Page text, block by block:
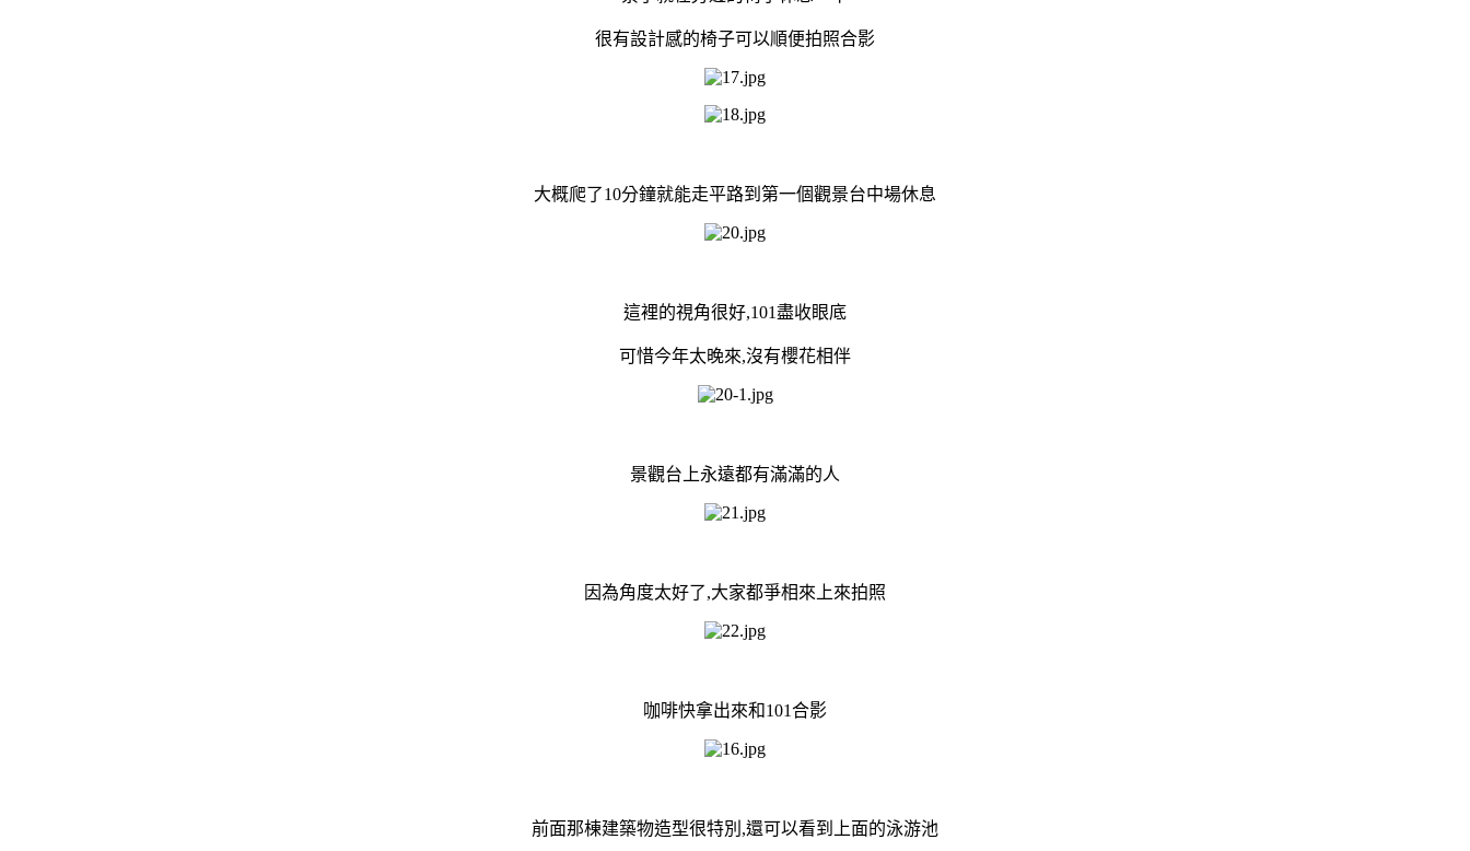
很有設計感的椅子可以順便拍照合影
大概爬了10分鐘就能走平路到第一個觀景台中場休息
這裡的視角很好,101盡收眼底
可惜今年太晚來,沒有櫻花相伴
景觀台上永遠都有滿滿的人
因為角度太好了,大家都爭相來上來拍照
咖啡快拿出來和101合影
前面那棟建築物造型很特別,還可以看到上面的泳游池